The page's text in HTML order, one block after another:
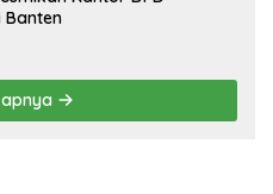
Banten